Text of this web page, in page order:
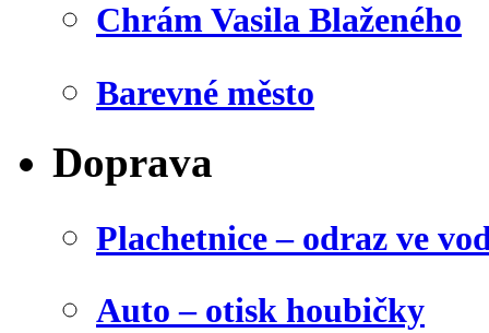
Chrám Vasila Blaženého
Barevné město
Doprava
Plachetnice – odraz ve
Auto – otisk houbičky